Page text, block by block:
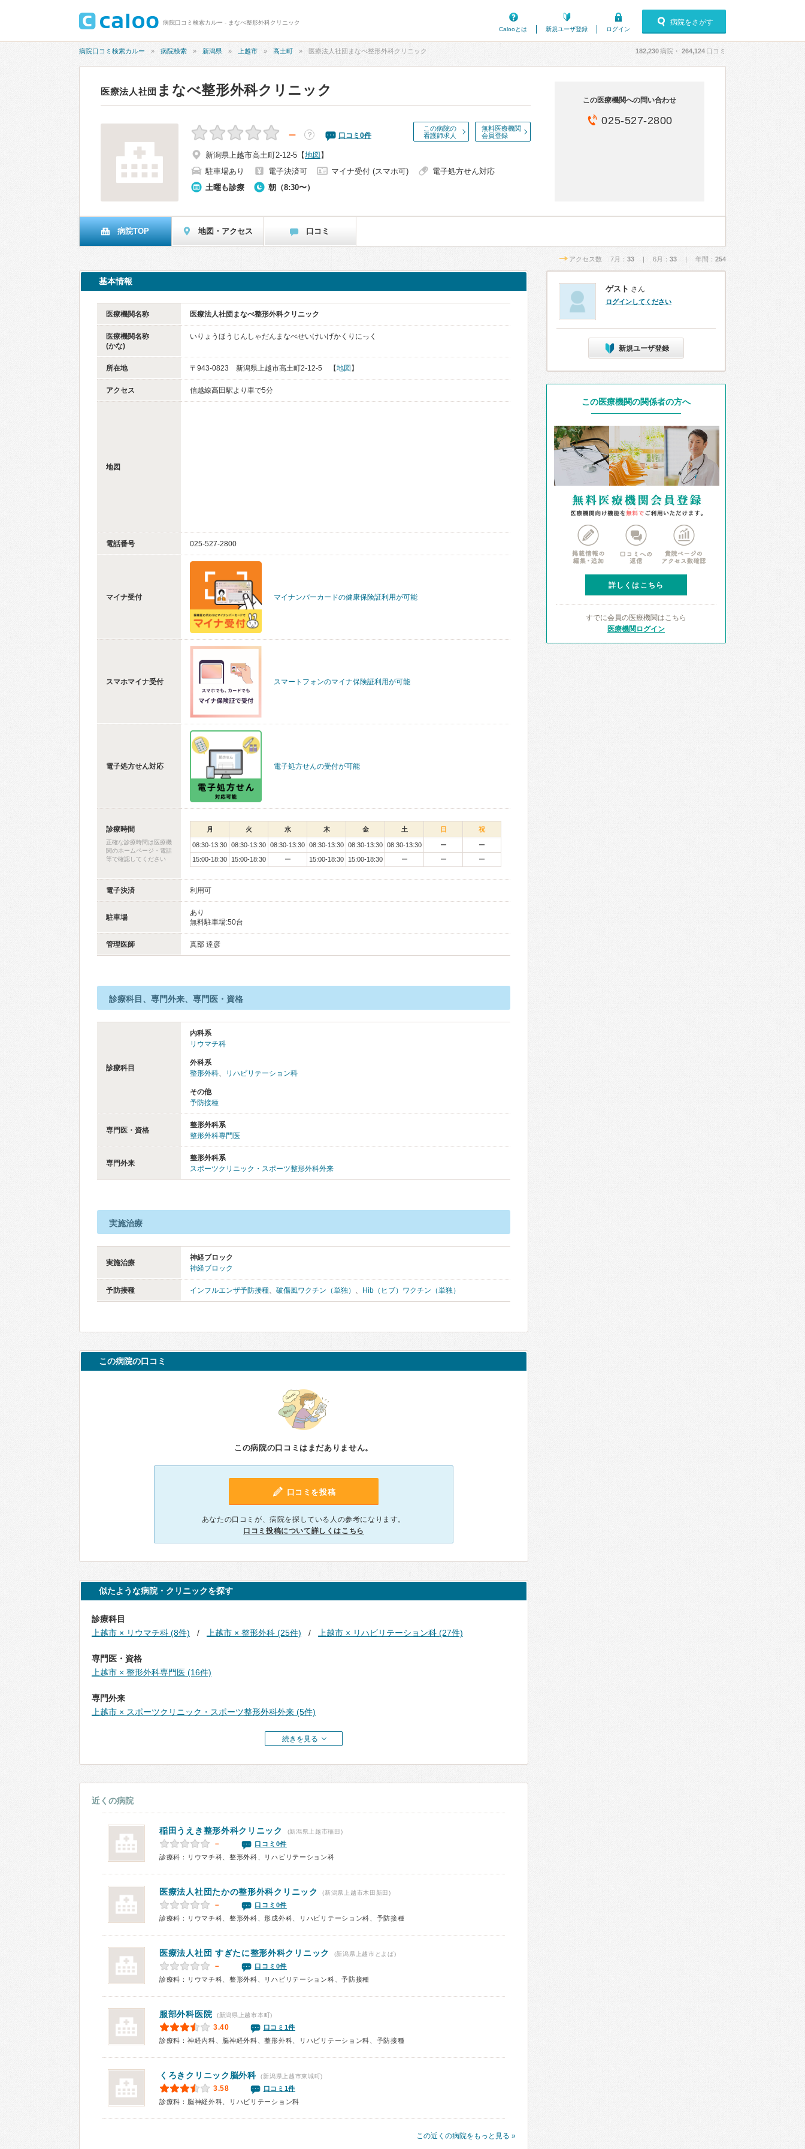
病院口コミ検索カルー - まなべ整形外科クリニック
Calooとは
新規ユーザ登録 ログイン
病院をさがす
病院口コミ検索カルー 病院検索 新潟県 上越市 高土町 医療法人社団まなべ整形外科クリニック 182,230病院・ 264,124 口コミ
医療法人社団 まなべ整形外科クリニック
この病院の
看護師求人
無料医療機関
会員登録
－ ？ 口コミ 0件
新潟県上越市高土町2-12-5 【地図 】
駐車場あり
電子決済可 マイナ受付 (スマホ可)
電子処方せん対応
土曜も診療
朝（8:30〜）
この医療機関への問い合わせ
025-527-2800
病院TOP 地図・アクセス 口コミ
アクセス数 7月： 33 | 6月： 33 | 年間： 254
基本情報
医療機関名称 医療法人社団まなべ整形外科クリニック
医療機関名称
(かな)
いりょうほうじんしゃだんまなべせいけいげかくりにっく
所在地 〒943-0823 新潟県上越市高土町2-12-5 【地図 】
アクセス 信越線高田駅より車で5分
地図
電話番号 025-527-2800
マイナ受付 マイナンバーカードの健康保険証利用が可能
スマホマイナ受付 スマートフォンのマイナ保険証利用が可能
電子処方せん対応 電子処方せんの受付が可能
診療時間
正確な診療時間は医療機
関のホームページ・電話
等で確認してください
月 火 水 木 金 土 日 祝
08:30-13:30 08:30-13:30 08:30-13:30 08:30-13:30 08:30-13:30 08:30-13:30 ー
ー
15:00-18:30
15:00-18:30 ー 15:00-18:30 15:00-18:30 ー ー ー
電子決済 利用可
駐車場
あり
無料駐車場:50台
管理医師 真部 達彦
診療科目、専門外来、専門医・資格
診療科目
内科系
リウマチ科
外科系
整形外科、 リハビリテーション科
その他
予防接種
専門医・資格
整形外科系
整形外科専門医
専門外来
整形外科系
スポーツクリニック・スポーツ整形外科外来
実施治療
実施治療
神経ブロック
神経ブロック
予防接種 インフルエンザ予防接種、 破傷風ワクチン（単独） 、 Hib（ヒブ）ワクチン（単独）
この病院の口コミ
この病院の口コミはまだありません。
口コミを投稿
あなたの口コミが、病院を探している人の参考になります。
口コミ投稿について詳しくはこちら
似たような病院・クリニックを探す
診療科目
上越市 × リウマチ科 (8件)
上越市 × 整形外科 (25件) 上越市 × リハビリテーション科 (27件)
専門医・資格
上越市 × 整形外科専門医 (16件)
専門外来
上越市 × スポーツクリニック・スポーツ整形外科外来 (5件)
続きを見る
近くの病院
稲田うえき整形外科クリニック (新潟県上越市稲田)
－
口コミ0件
診療科：リウマチ科、整形外科、リハビリテーション科
医療法人社団たかの整形外科クリニック (新潟県上越市木田新田)
－
口コミ0件
診療科：リウマチ科、整形外科、形成外科、リハビリテーション科、予防接種
医療法人社団 すぎたに整形外科クリニック (新潟県上越市とよば)
－
口コミ0件
診療科：リウマチ科、整形外科、リハビリテーション科、予防接種
服部外科医院 (新潟県上越市本町)
3.40
口コミ1件
診療科：神経内科、脳神経外科、整形外科、リハビリテーション科、予防接種
くろきクリニック脳外科 (新潟県上越市東城町)
3.58
口コミ1件
診療科：脳神経外科、リハビリテーション科
この近くの病院をもっと見る »
ゲスト さん
ログインしてください
新規ユーザ登録
この医療機関の関係者の方へ
詳しくはこちら
すでに会員の医療機関はこちら
医療機関ログイン